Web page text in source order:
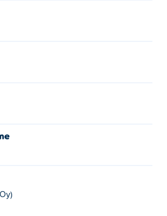
Henry Stickmin
Airship
Poki üzerinden oyna.